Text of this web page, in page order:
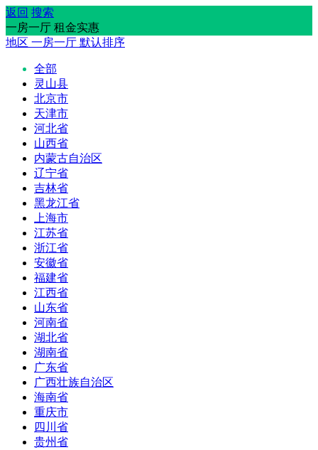
返回 搜索
一房一厅 租金实惠
地区 一房一厅 默认排序
全部
灵山县
北京市
天津市
河北省
山西省
内蒙古自治区
辽宁省
吉林省
黑龙江省
上海市
江苏省
浙江省
安徽省
福建省
江西省
山东省
河南省
湖北省
湖南省
广东省
广西壮族自治区
海南省
重庆市
四川省
贵州省